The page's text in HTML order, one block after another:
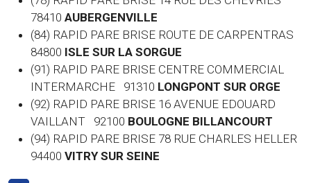
78410 AUBERGENVILLE
(84) RAPID PARE BRISE ROUTE DE CARPENTRAS
84800 ISLE SUR LA SORGUE
(91) RAPID PARE BRISE CENTRE COMMERCIAL
INTERMARCHE 91310 LONGPONT SUR ORGE
(92) RAPID PARE BRISE 16 AVENUE EDOUARD
VAILLANT 92100 BOULOGNE BILLANCOURT
(94) RAPID PARE BRISE 78 RUE CHARLES HELLER
94400 VITRY SUR SEINE